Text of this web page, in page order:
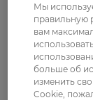
Оплата
Мы
правильную
вам
больше об
изменить
Cookie,